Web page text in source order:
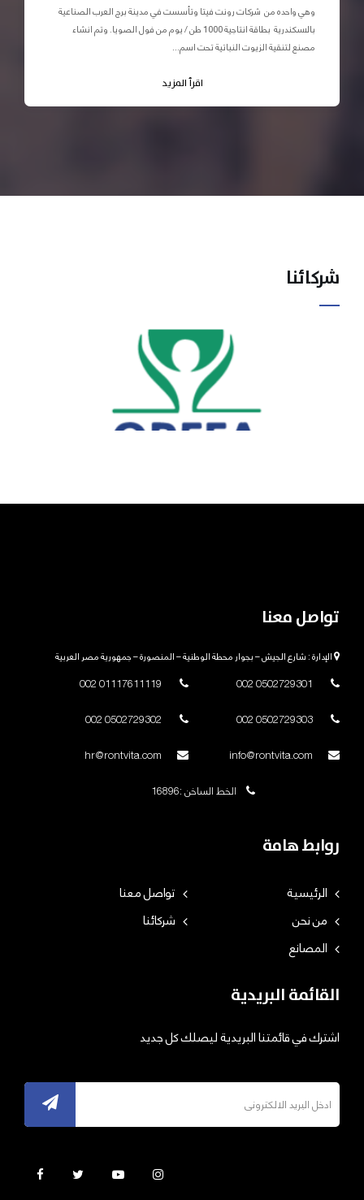
وهي واحده من شركات رونت فيتا وتأسست في مدينة برج العرب الصناعية
بالاسكندرية بطاقة انتاجية 1000 طن / يوم من فول الصويا. وتم انشاء
مصنع لتنقية الزيوت النباتية تحت اسم...
اقرأ المزيد
شركائنا
تواصل معنا
الإدارة : شارع الجيش – بجوار محطة الوطنية – المنصورة – جمهورية مصر العربية
الخط الساخن :16896
روابط هامة
الرئيسية
تواصل معنا
من نحن
شركائنا
المصانع
القائمة البريدية
اشترك في قائمتنا البريدية ليصلك كل جديد